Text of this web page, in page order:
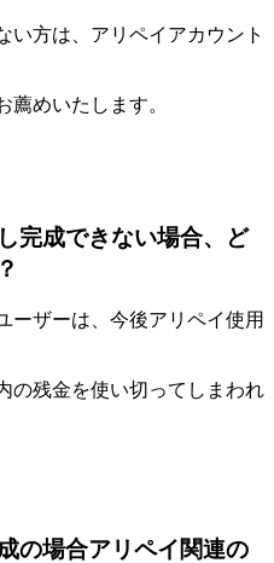
い方は、アリペイアカウント
薦めいたします。
成できない場合、ど
ーザーは、今後アリペイ使用
の残金を使い切ってしまわれ
場合アリペイ関連の